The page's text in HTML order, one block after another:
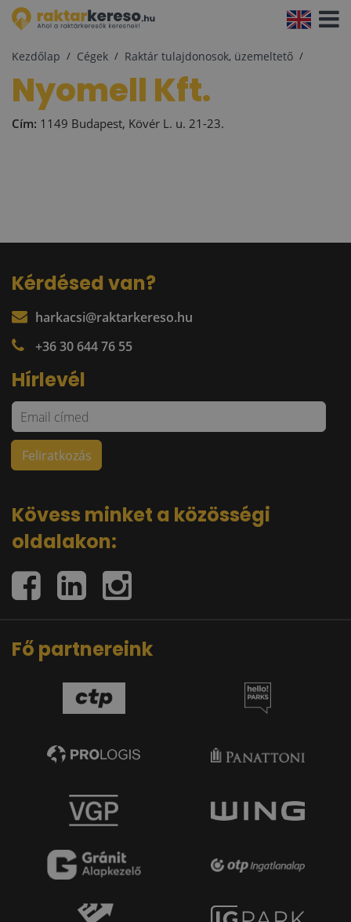
Kezdőlap Cégek Raktár tulajdonosok, üzemeltető
Nyomell Kft.
Cím: 1149 Budapest, Kövér L. u. 21-23.
Kérdésed van?
harkacsi@raktarkereso.hu
+36 30 644 76 55
Hírlevél
Kövess minket a közösségi
oldalakon:
Fő partnereink